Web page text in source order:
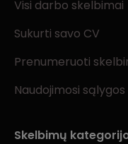
Visi darbo skelbimai
Sukurti savo CV
Prenumeruoti
Naudojimosi sąlygos
Skelbimų